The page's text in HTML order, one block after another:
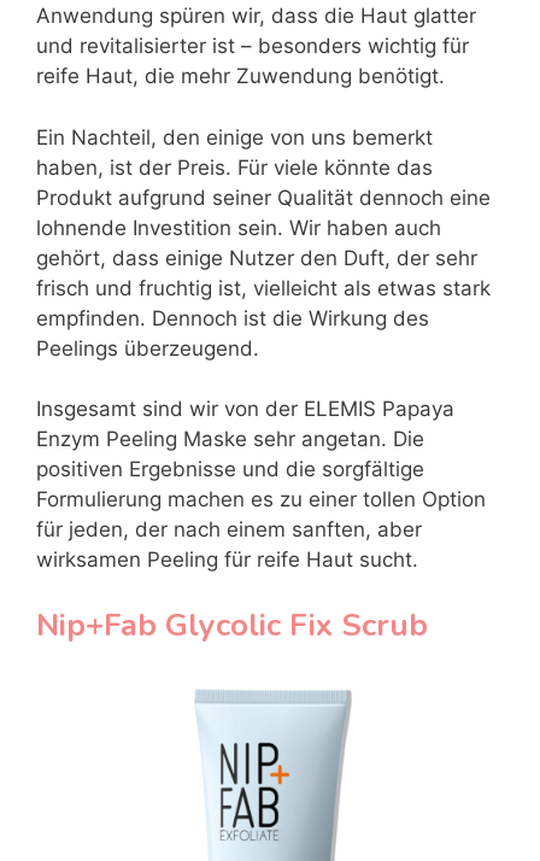
Anwendung spüren wir, dass die Haut glatter
und revitalisierter ist – besonders wichtig für
reife Haut, die mehr Zuwendung benötigt.
Ein Nachteil, den einige von uns bemerkt
haben, ist der Preis. Für viele könnte das
Produkt aufgrund seiner Qualität dennoch eine
lohnende Investition sein. Wir haben auch
gehört, dass einige Nutzer den Duft, der sehr
frisch und fruchtig ist, vielleicht als etwas stark
empfinden. Dennoch ist die Wirkung des
Peelings überzeugend.
Insgesamt sind wir von der ELEMIS Papaya
Enzym Peeling Maske sehr angetan. Die
positiven Ergebnisse und die sorgfältige
Formulierung machen es zu einer tollen Option
für jeden, der nach einem sanften, aber
wirksamen Peeling für reife Haut sucht.
Nip+Fab Glycolic Fix Scrub